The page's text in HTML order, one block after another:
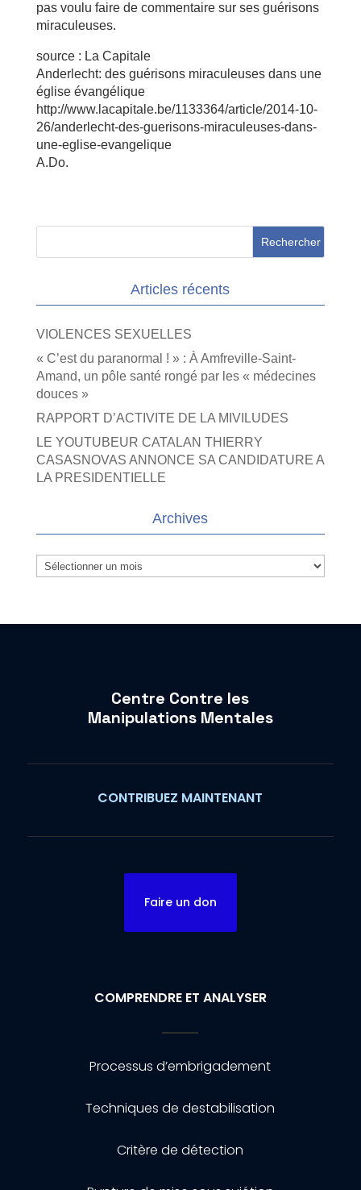
pas voulu faire de commentaire sur ses guérisons
miraculeuses.
source : La Capitale
Anderlecht: des guérisons miraculeuses dans une
église évangélique
http://www.lacapitale.be/1133364/article/2014-10-
26/anderlecht-des-guerisons-miraculeuses-dans-
une-eglise-evangelique
A.Do.
Articles récents
VIOLENCES SEXUELLES
« C’est du paranormal ! » : À Amfreville-Saint-
Amand, un pôle santé rongé par les « médecines
douces »
RAPPORT D’ACTIVITE DE LA MIVILUDES
LE YOUTUBEUR CATALAN THIERRY
CASASNOVAS ANNONCE SA CANDIDATURE A
LA PRESIDENTIELLE
Archives
Archives
Centre Contre les
Manipulations Mentales
CONTRIBUEZ MAINTENANT
Faire un don
COMPRENDRE ET ANALYSER
Processus d’embrigadement
Techniques de destabilisation
Critère de détection